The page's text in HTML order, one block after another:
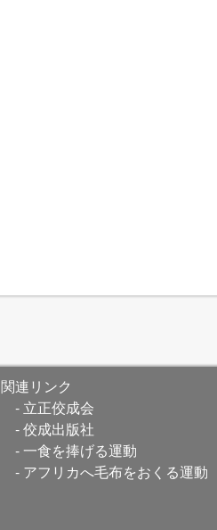
関連リンク
立正佼成会
佼成出版社
一食を捧げる運動
アフリカへ毛布をおくる運動